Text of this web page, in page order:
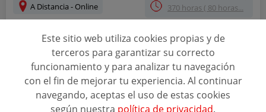
A Distancia - Online 370 horas ( 80 horas...
CERTIFICADO DE PROFESIONAL ATENCIÓN
SOCIOSANITARIA A PERSONAS DEPENDIENTES
EN INSTITUCIONES SOCIALES
ALUMNOS
1 opinión
Este sitio web utiliza cookies propias y de
terceros para garantizar su correcto
funcionamiento y para analizar tu navegación
con el fin de mejorar tu experiencia. Al continuar
navegando, aceptas el uso de estas cookies
según nuestra política de privacidad.